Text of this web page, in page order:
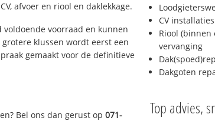
afvoer en riool en daklekkage.
voorraad en kunnen
klussen wordt eerst een
gemaakt voor de definitieve
Bel ons dan gerust op071-
CV
Riool
vervanging
Dakgoten
Top advies,